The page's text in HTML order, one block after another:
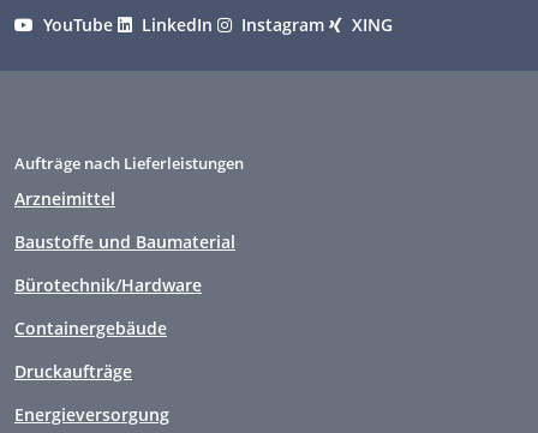
YouTube LinkedIn Instagram XING
Aufträge nach Lieferleistungen
Arzneimittel
Baustoffe und Baumaterial
Bürotechnik/Hardware
Containergebäude
Druckaufträge
Energieversorgung